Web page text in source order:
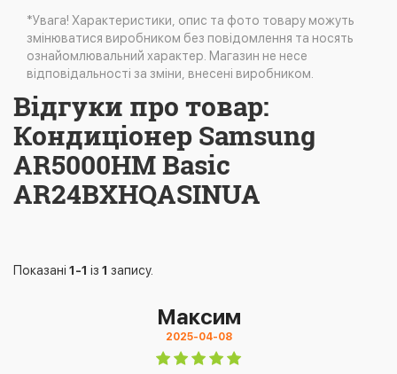
*Увага! Характеристики, опис та фото товару можуть
змінюватися виробником без повідомлення та носять
ознайомлювальний характер. Магазин не несе
відповідальності за зміни, внесені виробником.
Відгуки про товар:
Кондиціонер Samsung
AR5000HM Basic
AR24BXHQASINUA
Показані 1-1 із 1 запису.
Максим
2025-04-08